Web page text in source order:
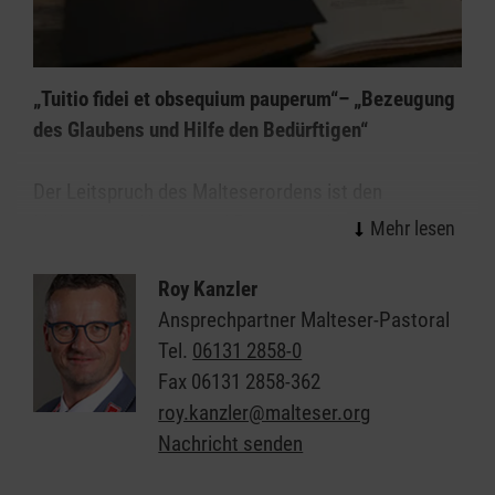
„Tuitio fidei et obsequium pauperum“– „Bezeugung
des Glaubens und Hilfe den Bedürftigen“
haben die Malteser verinnerlicht: Hilfe den
Bedürftigen!
Das Referat „Malteser Pastoral“ möchte dazu
einladen, die Quelle unseres Tuns, aber auch die sich
daraus ergebenen Fragen neuen Raum zugeben. Bei
Roy Kanzler
Ansprechpartner Malteser-Pastoral
Tel. 06131 2858-0
Fax 06131 2858-362
roy.kanzler@malteser.org
Nachricht senden